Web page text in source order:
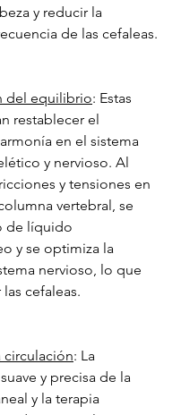
y reducir la
de las cefaleas.
del equilibrio: Estas
restablecer el
en el sistema
y nervioso. Al
y tensiones en
vertebral, se
de líquido
y se optimiza la
nervioso, lo que
cefaleas.
circulación: La
y precisa de la
y la terapia